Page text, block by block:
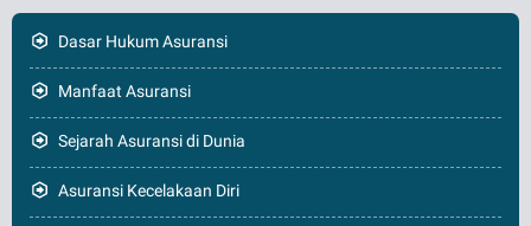
Dasar Hukum Asuransi
Manfaat Asuransi
Sejarah Asuransi di Dunia
Asuransi Kecelakaan Diri